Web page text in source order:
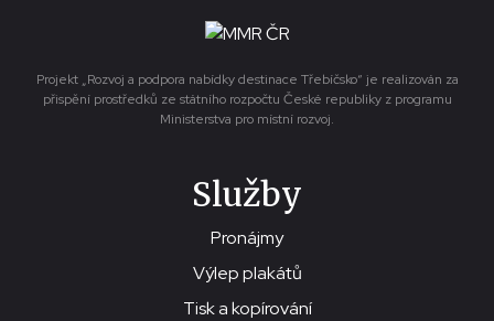
Projekt „Rozvoj a podpora nabídky destinace Třebíčsko“ je realizován za
přispění prostředků ze státního rozpočtu České republiky z programu
Ministerstva pro místní rozvoj.
Služby
Pronájmy
Výlep plakátů
Tisk a kopírování